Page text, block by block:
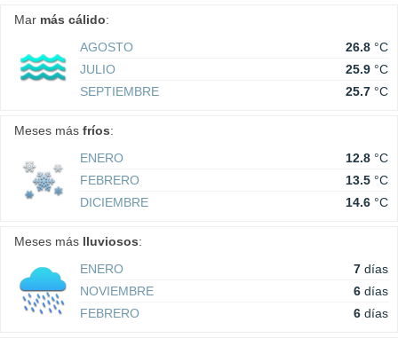
Mar más cálido:
AGOSTO
26.8 °C
JULIO
25.9 °C
SEPTIEMBRE
25.7 °C
Meses más fríos:
ENERO
12.8 °C
FEBRERO
13.5 °C
DICIEMBRE
14.6 °C
Meses más lluviosos:
ENERO
7 días
NOVIEMBRE
6 días
FEBRERO
6 días